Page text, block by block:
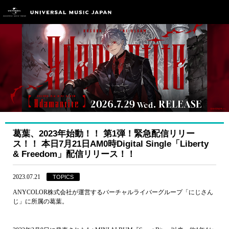
葛葉、2023年始動！！ 第1弾！緊急配信リリー
ス！！ 本日7月21日AM0時Digital Single「Liberty
& Freedom」配信リリース！！
2023.07.21 TOPICS
ANYCOLOR株式会社が運営するバーチャルライバーグループ「にじさん
じ」に所属の葛葉。